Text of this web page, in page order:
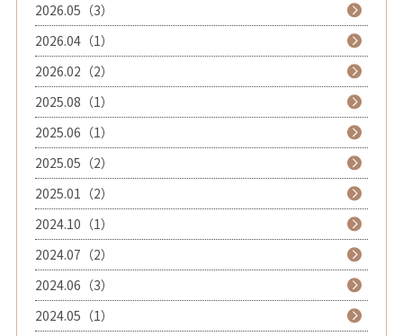
2026.05（3）
2026.04（1）
2026.02（2）
2025.08（1）
2025.06（1）
2025.05（2）
2025.01（2）
2024.10（1）
2024.07（2）
2024.06（3）
2024.05（1）